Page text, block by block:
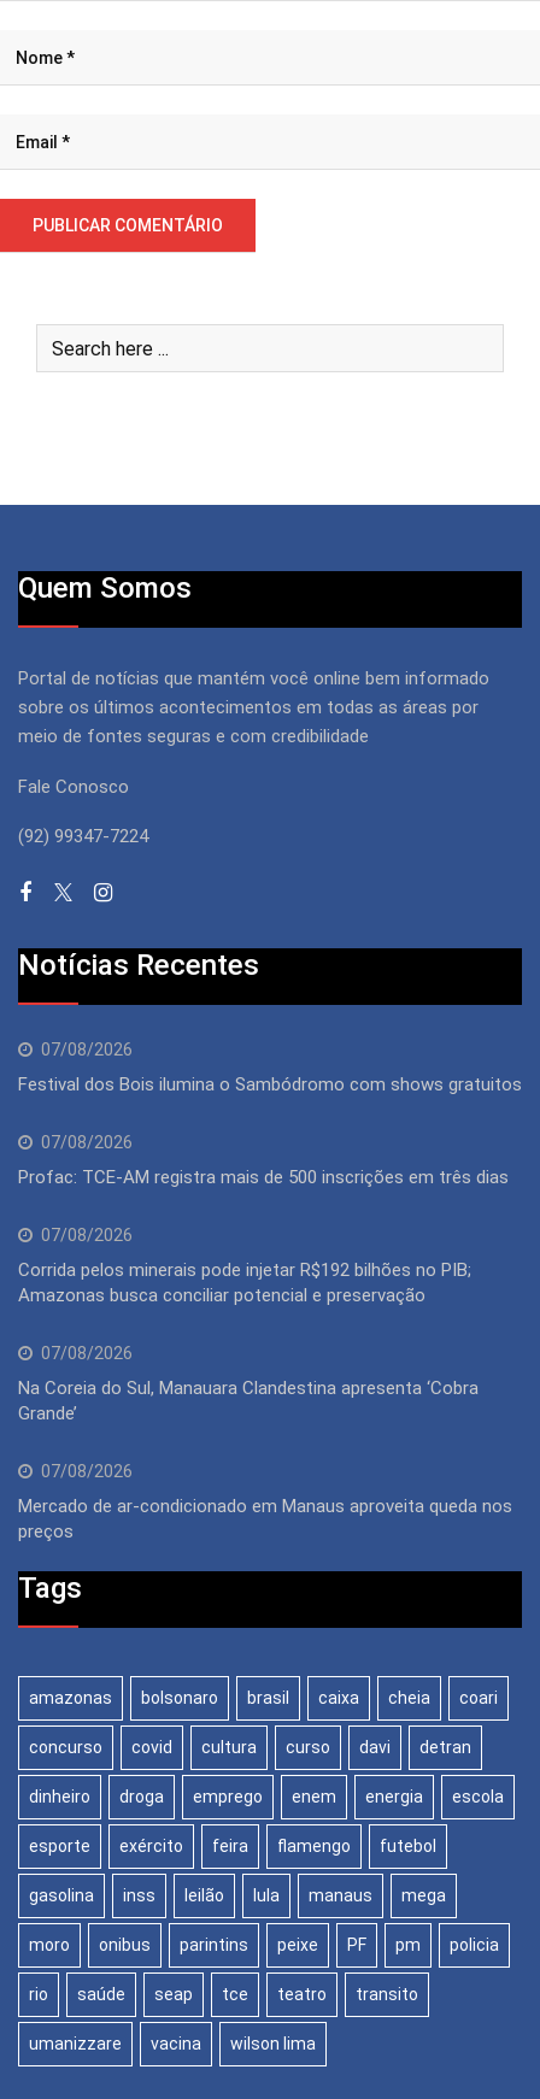
Quem Somos
Portal de notícias que mantém você online bem informado
sobre os últimos acontecimentos em todas as áreas por
meio de fontes seguras e com credibilidade
Fale Conosco
(92) 99347-7224
Notícias Recentes
07/08/2026
Festival dos Bois ilumina o Sambódromo com shows gratuitos
07/08/2026
Profac: TCE-AM registra mais de 500 inscrições em três dias
07/08/2026
Corrida pelos minerais pode injetar R$192 bilhões no PIB;
Amazonas busca conciliar potencial e preservação
07/08/2026
Na Coreia do Sul, Manauara Clandestina apresenta ‘Cobra
Grande’
07/08/2026
Mercado de ar-condicionado em Manaus aproveita queda nos
preços
Tags
amazonas bolsonaro brasil caixa cheia coari
concurso covid cultura curso davi detran
dinheiro droga emprego enem energia escola
esporte exército feira flamengo futebol
gasolina inss leilão lula manaus mega
moro onibus parintins peixe PF pm policia
rio saúde seap tce teatro transito
umanizzare vacina wilson lima